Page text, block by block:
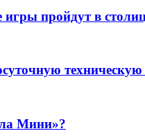
пройдут в
Мини»?